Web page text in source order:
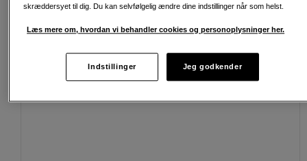
skræddersyet til dig. Du kan selvfølgelig ændre dine indstillinger når som helst.
Læs mere om, hvordan vi behandler cookies og personoplysninger her.
Indstillinger Jeg godkender